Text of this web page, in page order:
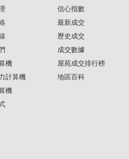
機
計算機
機
信心指數
最新成交
歷史成交
成交數據
屋苑成交排行榜
地區百科